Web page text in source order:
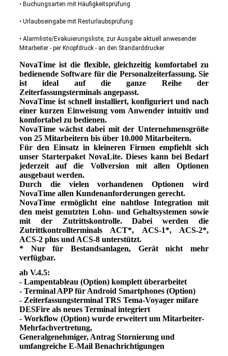
• Buchungsarten mit Häufigkeitsprüfung
• Urlaubseingabe mit Resturlaubsprüfung
• Alarmliste/Evakuierungsliste, zur Ausgabe aktuell anwesender
Mitarbeiter - per Knopfdruck - an den Standarddrucker
NovaTime ist die flexible, gleichzeitig komfortabel zu
bedienende Software für die Personalzeiterfassung. Sie
ist ideal auf die ganze Reihe der
Zeiterfassungsterminals angepasst.
NovaTime ist schnell installiert, konfiguriert und nach
einer kurzen Einweisung vom Anwender intuitiv und
komfortabel zu bedienen.
NovaTime wächst dabei mit der Unternehmensgröße
von 25 Mitarbeitern bis über 10.000 Mitarbeitern.
Für den Einsatz in kleineren Firmen empfiehlt sich
unser Starterpaket NovaLite. Dieses kann bei Bedarf
jederzeit auf die Vollversion mit allen Optionen
ausgebaut werden.
Durch die vielen vorhandenen Optionen wird
NovaTime allen Kundenanforderungen gerecht.
NovaTime ermöglicht eine nahtlose Integration mit
den meist genutzten Lohn- und Gehaltsystemen sowie
mit der Zutrittskontrolle. Dabei werden die
Zutrittkontrollterminals ACT*, ACS-1*, ACS-2*,
ACS-2 plus und ACS-8 unterstützt.
* Nur für Bestandsanlagen, Gerät nicht mehr
verfügbar.
ab V.4.5:
- Lampentableau (Option) komplett überarbeitet
- Terminal APP für Android Smartphones (Option)
- Zeiterfassungsterminal TRS Tema-Voyager mifare
DESFire als neues Terminal integriert
- Workflow (Option) wurde erweitert um Mitarbeiter-
Mehrfachvertretung,
Generalgenehmiger, Antrag Stornierung und
umfangreiche E-Mail Benachrichtigungen